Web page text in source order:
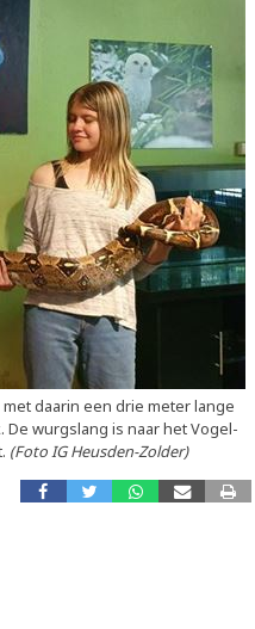
daarin een drie meter lange
wurgslang is naar het Vogel-
(Foto IG Heusden-Zolder)